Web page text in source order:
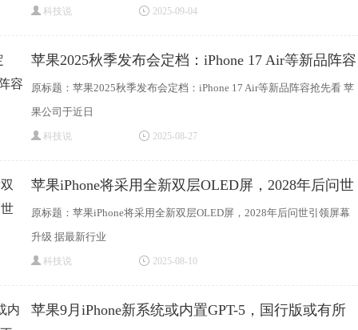
科技说 2025-09-04
苹果2025秋季发布会定档：iPhone 17 Air等新品阵容
抢
原标题：苹果2025秋季发布会定档：iPhone 17 Air等新品阵容抢先看 苹
果公司于近日
科技说 2025-08-27
苹果iPhone将采用全新双层OLED屏，2028年后问世
引领
原标题：苹果iPhone将采用全新双层OLED屏，2028年后问世引领屏幕
升级 据最新行业
科技说 2025-08-10
苹果9月iPhone新系统或内置GPT-5，国行版或有所